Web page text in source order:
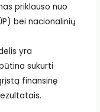
priklauso nuo
bei nacionalinių
yra
sukurti
finansinę